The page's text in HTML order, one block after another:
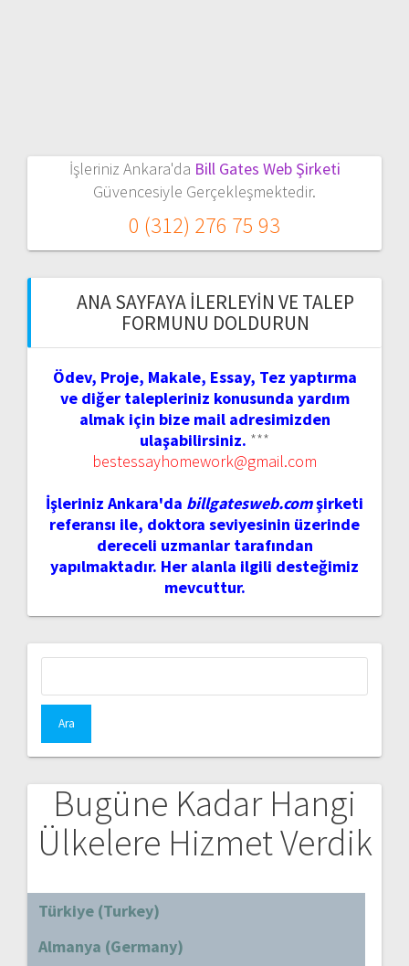
İşleriniz Ankara'da Bill Gates Web Şirketi
Güvencesiyle Gerçekleşmektedir.
0 (312) 276 75 93
ANA SAYFAYA İLERLEYIN VE TALEP
FORMUNU DOLDURUN
Ödev, Proje, Makale, Essay, Tez yaptırma
ve diğer talepleriniz konusunda yardım
almak için bize mail adresimizden
ulaşabilirsiniz. ***
bestessayhomework@gmail.com
İşleriniz Ankara'da billgatesweb.comşirketi
referansı ile, doktora seviyesinin üzerinde
dereceli uzmanlar tarafından
yapılmaktadır. Her alanla ilgili desteğimiz
mevcuttur.
Bugüne Kadar Hangi
Ülkelere Hizmet Verdik
Türkiye (Turkey)
Almanya (Germany)